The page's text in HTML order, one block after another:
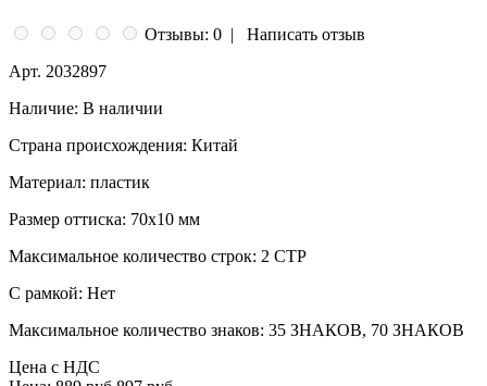
Отзывы: 0 |
Написать отзыв
Арт. 2032897
Наличие: В наличии
Страна происхождения: Китай
Материал: пластик
Размер оттиска: 70x10 мм
Максимальное количество строк: 2 СТР
С рамкой: Нет
Максимальное количество знаков: 35 ЗНАКОВ, 70 ЗНАКОВ
Цена с НДС